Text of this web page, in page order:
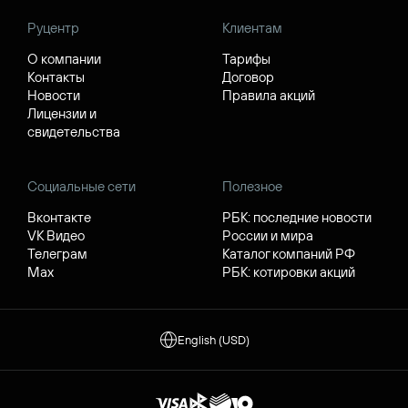
Руцентр
О компании
Контакты
Новости
Лицензии и
свидетельства
Клиентам
Тарифы
Договор
Правила акций
Социальные сети
Вконтакте
VK Видео
Телеграм
Max
Полезное
РБК: последние новости
России и мира
Каталог компаний РФ
РБК: котировки акций
English (USD)